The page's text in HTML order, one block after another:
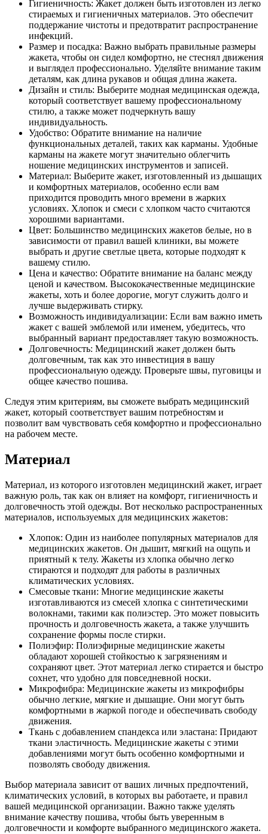
Гигиеничность: Жакет должен быть изготовлен из легко
стираемых и гигиеничных материалов. Это обеспечит
поддержание чистоты и предотвратит распространение
инфекций.
Размер и посадка: Важно выбрать правильные размеры
жакета, чтобы он сидел комфортно, не стеснял движения
и выглядел профессионально. Уделяйте внимание таким
деталям, как длина рукавов и общая длина жакета.
Дизайн и стиль: Выберите модная медицинская одежда,
который соответствует вашему профессиональному
стилю, а также может подчеркнуть вашу
индивидуальность.
Удобство: Обратите внимание на наличие
функциональных деталей, таких как карманы. Удобные
карманы на жакете могут значительно облегчить
ношение медицинских инструментов и записей.
Материал: Выберите жакет, изготовленный из дышащих
и комфортных материалов, особенно если вам
приходится проводить много времени в жарких
условиях. Хлопок и смеси с хлопком часто считаются
хорошими вариантами.
Цвет: Большинство медицинских жакетов белые, но в
зависимости от правил вашей клиники, вы можете
выбрать и другие светлые цвета, которые подходят к
вашему стилю.
Цена и качество: Обратите внимание на баланс между
ценой и качеством. Высококачественные медицинские
жакеты, хоть и более дорогие, могут служить долго и
лучше выдерживать стирку.
Возможность индивидуализации: Если вам важно иметь
жакет с вашей эмблемой или именем, убедитесь, что
выбранный вариант предоставляет такую возможность.
Долговечность: Медицинский жакет должен быть
долговечным, так как это инвестиция в вашу
профессиональную одежду. Проверьте швы, пуговицы и
общее качество пошива.
Следуя этим критериям, вы сможете выбрать медицинский
жакет, который соответствует вашим потребностям и
позволит вам чувствовать себя комфортно и профессионально
на рабочем месте.
Материал
Материал, из которого изготовлен медицинский жакет, играет
важную роль, так как он влияет на комфорт, гигиеничность и
долговечность этой одежды. Вот несколько распространенных
материалов, используемых для медицинских жакетов:
Хлопок: Один из наиболее популярных материалов для
медицинских жакетов. Он дышит, мягкий на ощупь и
приятный к телу. Жакеты из хлопка обычно легко
стираются и подходят для работы в различных
климатических условиях.
Смесовые ткани: Многие медицинские жакеты
изготавливаются из смесей хлопка с синтетическими
волокнами, такими как полиэстер. Это может повысить
прочность и долговечность жакета, а также улучшить
сохранение формы после стирки.
Полиэфир: Полиэфирные медицинские жакеты
обладают хорошей стойкостью к загрязнениям и
сохраняют цвет. Этот материал легко стирается и быстро
сохнет, что удобно для повседневной носки.
Микрофибра: Медицинские жакеты из микрофибры
обычно легкие, мягкие и дышащие. Они могут быть
комфортными в жаркой погоде и обеспечивать свободу
движения.
Ткань с добавлением спандекса или эластана: Придают
ткани эластичность. Медицинские жакеты с этими
добавлениями могут быть особенно комфортными и
позволять свободу движения.
Выбор материала зависит от ваших личных предпочтений,
климатических условий, в которых вы работаете, и правил
вашей медицинской организации. Важно также уделять
внимание качеству пошива, чтобы быть уверенным в
долговечности и комфорте выбранного медицинского жакета.